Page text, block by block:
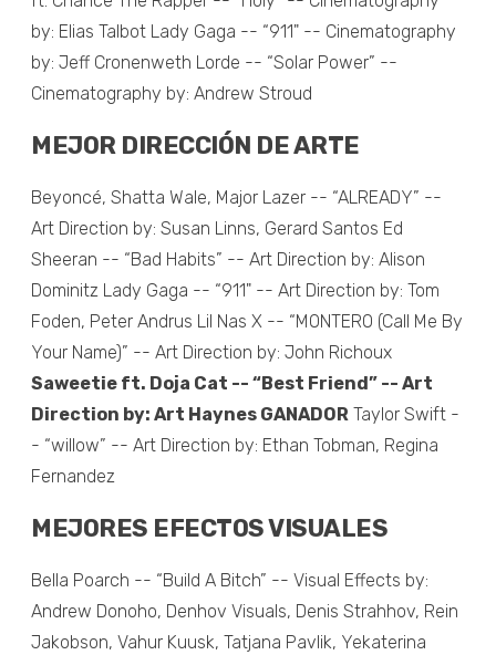
by: Elias Talbot Lady Gaga -- “911" -- Cinematography
by: Jeff Cronenweth Lorde -- “Solar Power” --
Cinematography by: Andrew Stroud
MEJOR DIRECCIÓN DE ARTE
Beyoncé, Shatta Wale, Major Lazer -- “ALREADY” --
Art Direction by: Susan Linns, Gerard Santos Ed
Sheeran -- “Bad Habits” -- Art Direction by: Alison
Dominitz Lady Gaga -- “911" -- Art Direction by: Tom
Foden, Peter Andrus Lil Nas X -- “MONTERO (Call Me By
Your Name)” -- Art Direction by: John Richoux
Saweetie ft. Doja Cat -- “Best Friend” -- Art
Direction by: Art Haynes GANADOR Taylor Swift -
- “willow” -- Art Direction by: Ethan Tobman, Regina
Fernandez
MEJORES EFECTOS VISUALES
Bella Poarch -- “Build A Bitch” -- Visual Effects by:
Andrew Donoho, Denhov Visuals, Denis Strahhov, Rein
Jakobson, Vahur Kuusk, Tatjana Pavlik, Yekaterina